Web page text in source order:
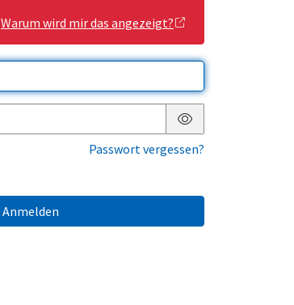
Warum wird mir das angezeigt?
Passwort anzeigen
Passwort vergessen?
Anmelden